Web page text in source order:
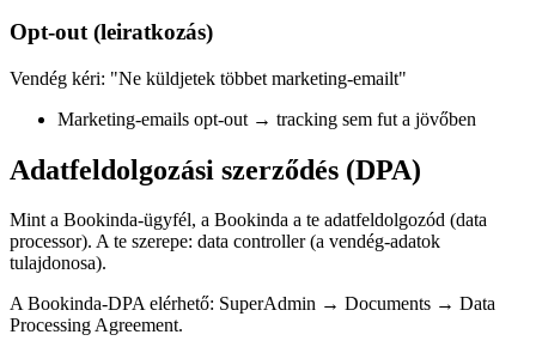
Opt-out (leiratkozás)
Vendég kéri: "Ne küldjetek többet marketing-emailt"
Marketing-emails opt-out → tracking sem fut a jövőben
Adatfeldolgozási szerződés (DPA)
Mint a Bookinda-ügyfél, a Bookinda a te adatfeldolgozód (data
processor). A te szerepe: data controller (a vendég-adatok
tulajdonosa).
A Bookinda-DPA elérhető: SuperAdmin → Documents → Data
Processing Agreement.